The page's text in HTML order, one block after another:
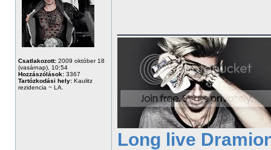
Csatlakozott: 2009 október 18
(vasárnap), 10:54
Hozzászólások: 3367
Tartózkodási hely: Kaulitz
rezidencia ~ LA.
Long live